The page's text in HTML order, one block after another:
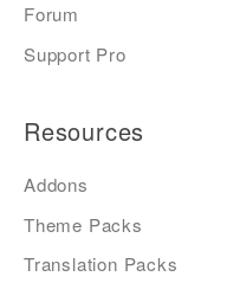
Forum
Support Pro
Resources
Addons
Theme Packs
Translation Packs